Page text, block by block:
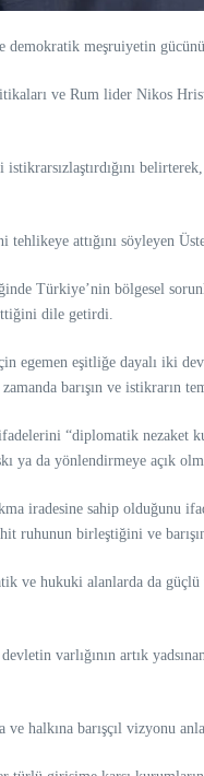
meşruiyetin
ve Rum lider Nikos
tehlikeye attığını söyleyen
Türkiye’nin bölgesel
ettiğini dile getirdi.
egemen eşitliğe dayalı iki
barışın ve
“diplomatik nezaket
ya da yönlendirmeye
iradesine sahip
ruhunun birleştiğini ve
ve hukuki alanlarda da güçlü
varlığının artık
halkına barışçıl vizyonu